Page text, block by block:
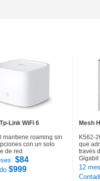
Link WiFi 6
mantiene roaming sin
con un solo
de red
$84
$999
Mesh
K562-
que
través
Gigabit
12